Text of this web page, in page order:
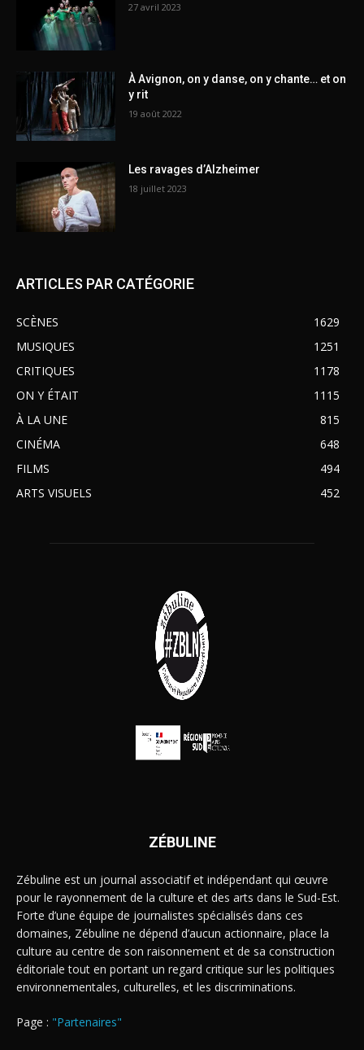
27 avril 2023
À Avignon, on y danse, on y chante… et on
y rit
19 août 2022
Les ravages d’Alzheimer
18 juillet 2023
ARTICLES PAR CATÉGORIE
SCÈNES
1629
MUSIQUES
1251
CRITIQUES
1178
ON Y ÉTAIT
1115
À LA UNE
815
CINÉMA
648
FILMS
494
ARTS VISUELS
452
ZÉBULINE
Zébuline est un journal associatif et indépendant qui œuvre
pour le rayonnement de la culture et des arts dans le Sud-Est.
Forte d’une équipe de journalistes spécialisés dans ces
domaines, Zébuline ne dépend d’aucun actionnaire, place la
culture au centre de son raisonnement et de sa construction
éditoriale tout en portant un regard critique sur les politiques
environnementales, culturelles, et les discriminations.
Page : "Partenaires"